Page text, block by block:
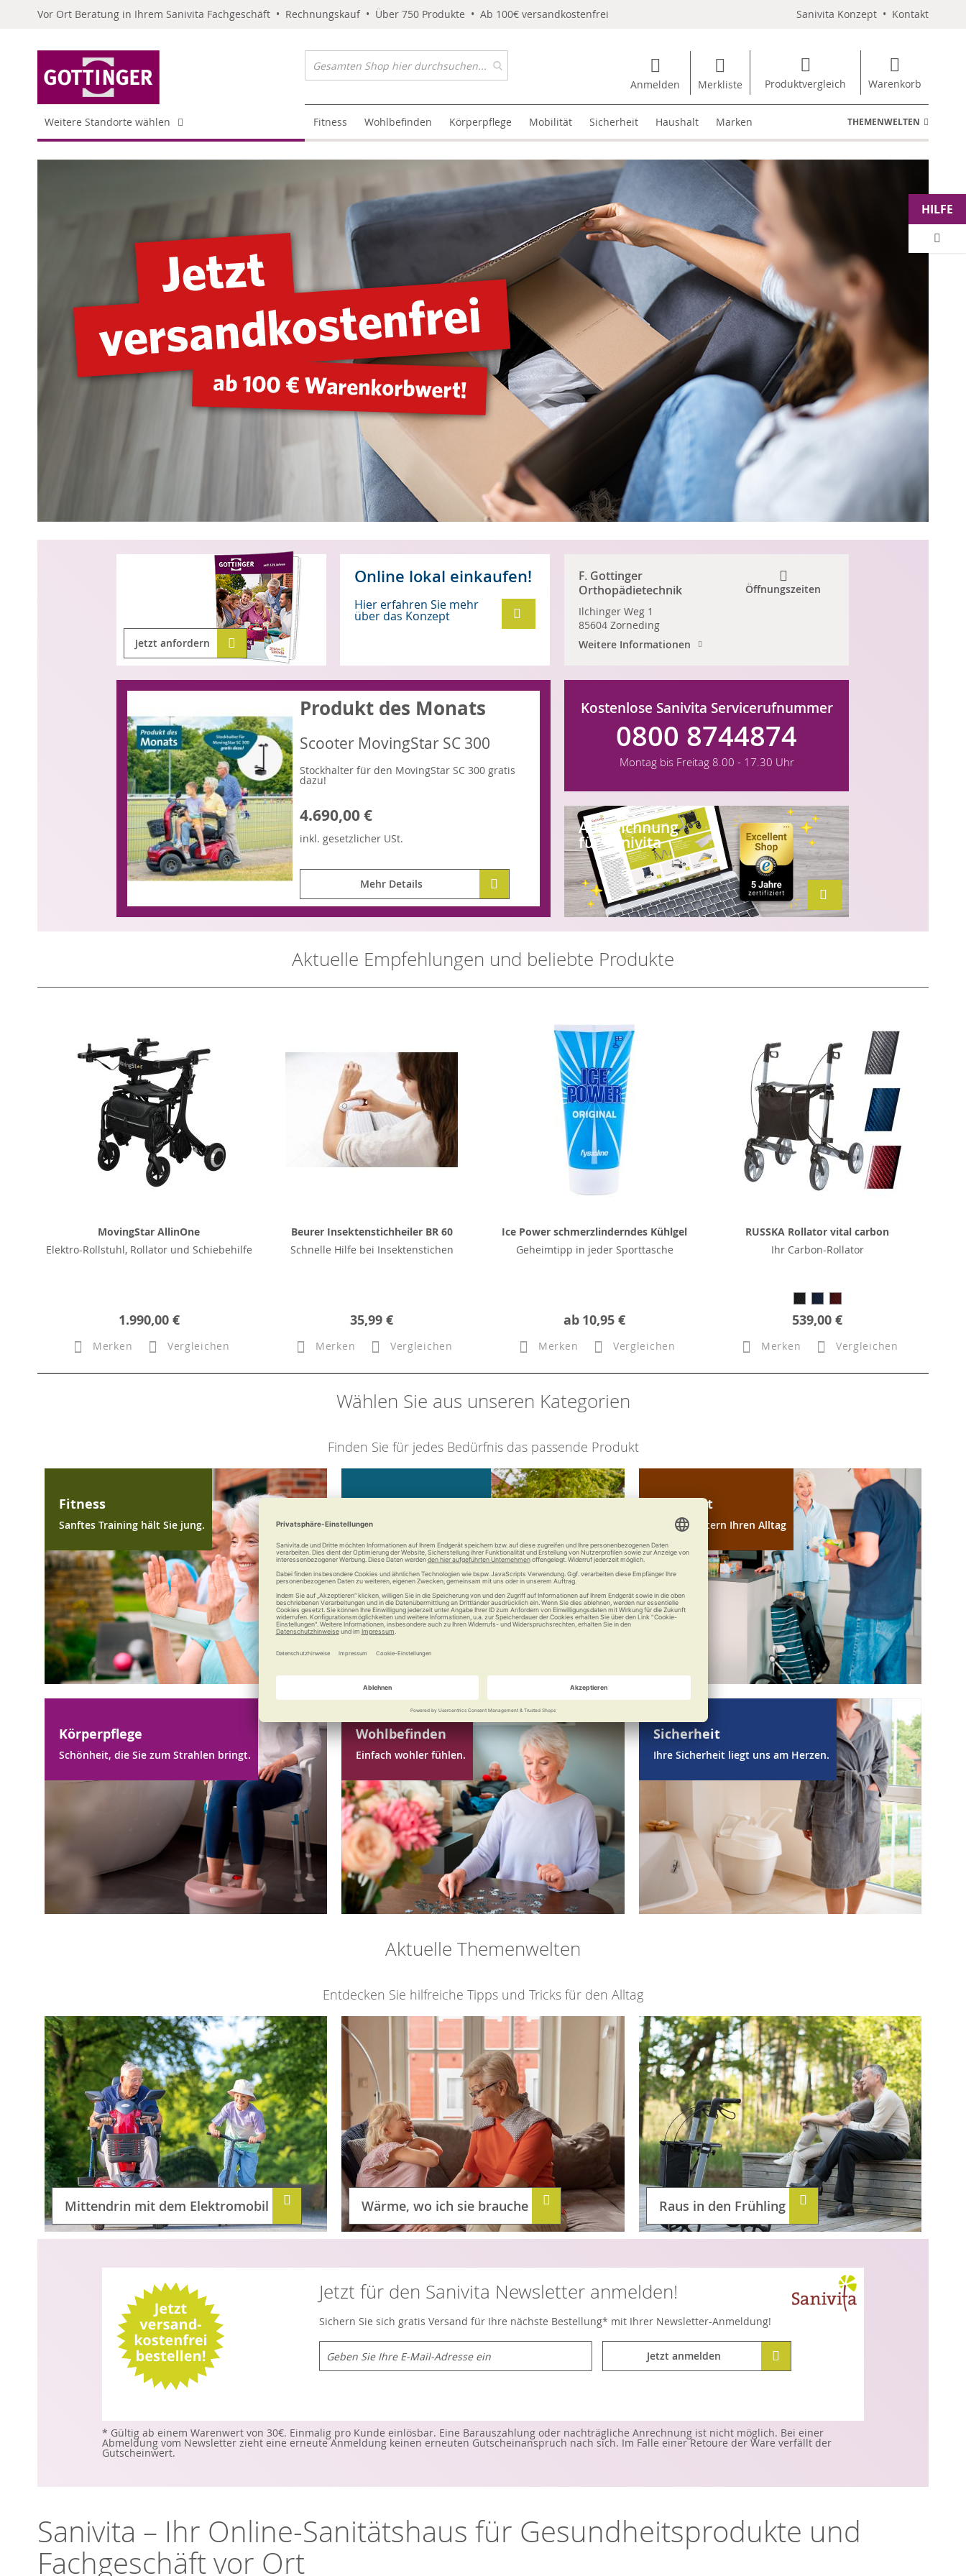
Vor Ort Beratung in Ihrem Sanivita Fachgeschäft • Rechnungskauf • Über 750 Produkte • Ab 100€ versandkostenfrei Sanivita Konzept • Kontakt
Anmelden Merkliste Produktvergleich Warenkorb
Weitere Standorte wählen Fitness Wohlbefinden Körperpflege Mobilität Sicherheit Haushalt Marken THEMENWELTEN
Jetzt anfordern
Online lokal einkaufen!
Hier erfahren Sie mehr
über das Konzept
F. Gottinger
Orthopädietechnik
GmbH
Ilchinger Weg 1
85604 Zorneding
Öffnungszeiten
Weitere Informationen
Produkt des Monats
Scooter MovingStar SC 300
Stockhalter für den MovingStar SC 300 gratis
dazu!
4.690,00 €
inkl. gesetzlicherUSt.
Mehr Details
Kostenlose Sanivita Servicerufnummer
0800 8744874
Montag bis Freitag 8.00 - 17.30 Uhr
Auszeichnung
für Sanivita
Aktuelle Empfehlungen und beliebte Produkte
MovingStar AllinOne
Elektro-Rollstuhl, Rollator und Schiebehilfe
1.990,00 €
Merken Vergleichen
Beurer Insektenstichheiler BR 60
Schnelle Hilfe bei Insektenstichen
35,99 €
Merken Vergleichen
Ice Power schmerzlinderndes Kühlgel
Geheimtipp in jeder Sporttasche
ab 10,95 €
Merken Vergleichen
RUSSKA Rollator vital carbon
Ihr Carbon-Rollator
539,00 €
Merken Vergleichen
Wählen Sie aus unseren Kategorien
Finden Sie für jedes Bedürfnis das passende Produkt
Fitness
Sanftes Training hält Sie jung.
Mobilität
Bleiben Sie mobil mit uns.
Haushalt
Wir erleichtern Ihren Alltag
Körperpflege
Schönheit, die Sie zum Strahlen bringt.
Wohlbefinden
Einfach wohler fühlen.
Sicherheit
Ihre Sicherheit liegt uns am Herzen.
Aktuelle Themenwelten
Entdecken Sie hilfreiche Tipps und Tricks für den Alltag
Mittendrin mit dem Elektromobil Wärme, wo ich sie brauche Raus in den Frühling
Jetzt für den Sanivita Newsletter anmelden!
Sichern Sie sich gratis Versand für Ihre nächste Bestellung* mit Ihrer Newsletter-Anmeldung!
M
d
e
s
i
ü
s
e
r
Jetzt anmelden
* Gültig ab einem Warenwert von 30€. Einmalig pro Kunde einlösbar. Eine Barauszahlung oder nachträgliche Anrechnung ist nicht möglich. Bei einer
Abmeldung vom Newsletter zieht eine erneute Anmeldung keinen erneuten Gutscheinanspruch nach sich. Im Falle einer Retoure der Ware verfällt der
Gutscheinwert.
Sanivita – Ihr Online-Sanitätshaus für Gesundheitsprodukte und
Fachgeschäft vor Ort
HILFE